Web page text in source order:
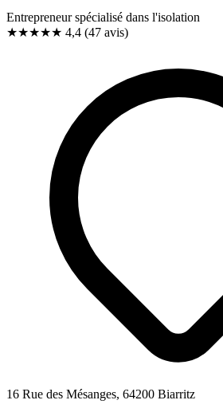
Entrepreneur spécialisé dans l'isolation
★★★★★ 4,4 (47 avis)
16 Rue des Mésanges, 64200 Biarritz